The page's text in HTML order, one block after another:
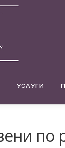
УСЛУГИ
по